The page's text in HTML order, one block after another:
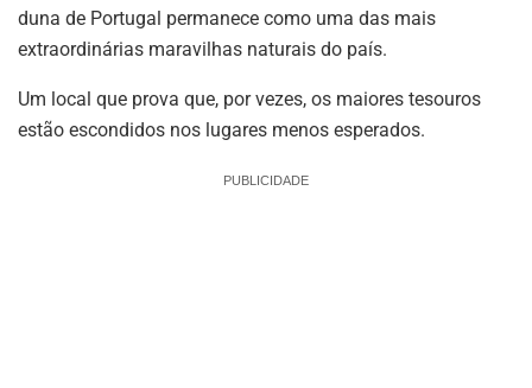
duna de Portugal permanece como uma das mais
extraordinárias maravilhas naturais do país.
Um local que prova que, por vezes, os maiores tesouros
estão escondidos nos lugares menos esperados.
PUBLICIDADE